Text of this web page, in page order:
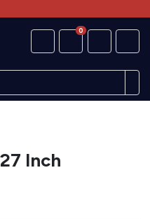
0
Inch